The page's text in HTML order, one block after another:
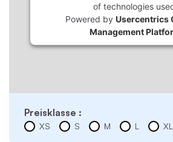
of technologies
Powered by Usercentrics
Management
Preisklasse :
XS S M L XL